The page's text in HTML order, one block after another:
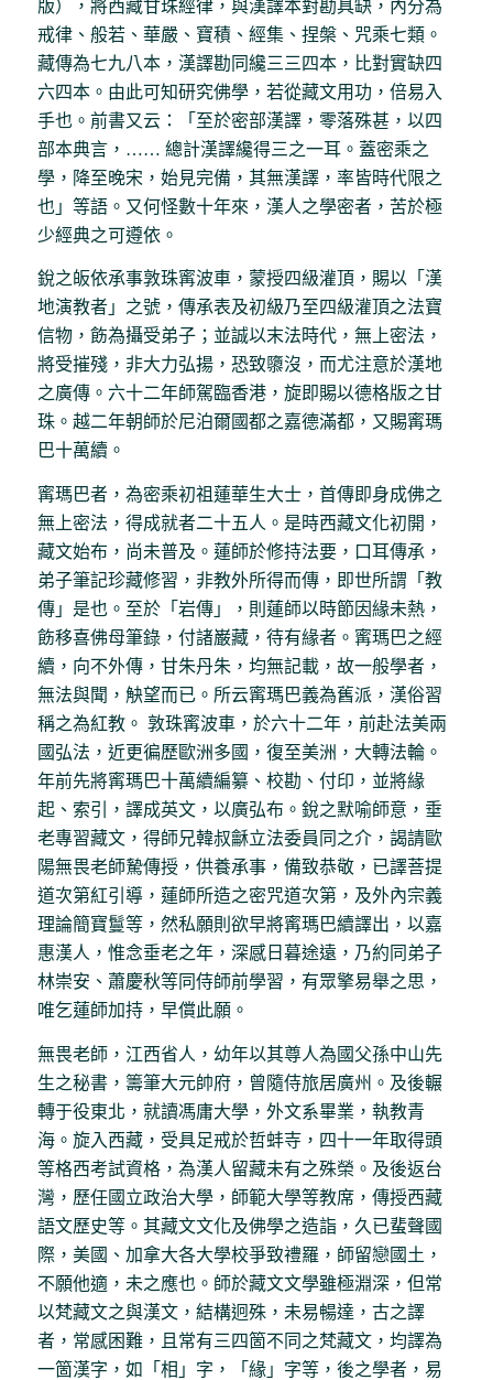
版），將西藏甘珠經律，與漢譯本對勘具缺，內分為
戒律、般若、華嚴、寶積、經集、捏槃、咒乘七類。
藏傳為七九八本，漢譯勘同纔三三四本，比對實缺四
六四本。由此可知研究佛學，若從藏文用功，倍易入
手也。前書又云：「至於密部漢譯，零落殊甚，以四
部本典言，…… 總計漢譯纔得三之一耳。蓋密乘之
學，降至晚宋，始見完備，其無漢譯，率皆時代限之
也」等語。又何怪數十年來，漢人之學密者，苦於極
少經典之可遵依。
銳之皈依承事敦珠寗波車，蒙授四級灌頂，賜以「漢
地演教者」之號，傳承表及初級乃至四級灌頂之法寶
信物，飭為攝受弟子；並誠以末法時代，無上密法，
將受摧殘，非大力弘揚，恐致隳沒，而尤注意於漢地
之廣傳。六十二年師駕臨香港，旋即賜以德格版之甘
珠。越二年朝師於尼泊爾國都之嘉德滿都，又賜寗瑪
巴十萬續。
寗瑪巴者，為密乘初祖蓮華生大士，首傳即身成佛之
無上密法，得成就者二十五人。是時西藏文化初開，
藏文始布，尚未普及。蓮師於修持法要，口耳傳承，
弟子筆記珍藏修習，非教外所得而傳，即世所謂「教
傳」是也。至於「岩傳」，則蓮師以時節因緣未熱，
飭移喜佛母筆錄，付諸巌藏，待有緣者。寗瑪巴之經
續，向不外傳，甘朱丹朱，均無記載，故一般學者，
無法與聞，觖望而已。所云寗瑪巴義為舊派，漢俗習
稱之為紅教。 敦珠寗波車，於六十二年，前赴法美兩
國弘法，近更徧歷歐洲多國，復至美洲，大轉法輪。
年前先將寗瑪巴十萬續編纂、校勘、付印，並將緣
起、索引，譯成英文，以廣弘布。銳之默喻師意，垂
老專習藏文，得師兄韓叔龢立法委員同之介，謁請歐
陽無畏老師騺傳授，供養承事，備致恭敬，已譯菩提
道次第紅引導，蓮師所造之密咒道次第，及外內宗義
理論簡寶鬘等，然私願則欲早將寗瑪巴續譯出，以嘉
惠漢人，惟念垂老之年，深感日暮途遠，乃約同弟子
林崇安、蕭慶秋等同侍師前學習，有眾擎易舉之思，
唯乞蓮師加持，早償此願。
無畏老師，江西省人，幼年以其尊人為國父孫中山先
生之秘書，籌筆大元帥府，曾隨侍旅居廣州。及後輾
轉于役東北，就讀馮庸大學，外文系畢業，執教青
海。旋入西藏，受具足戒於哲蚌寺，四十一年取得頭
等格西考試資格，為漢人留藏未有之殊榮。及後返台
灣，歷任國立政治大學，師範大學等教席，傳授西藏
語文歷史等。其藏文文化及佛學之造詣，久已蜚聲國
際，美國、加拿大各大學校爭致禮羅，師留戀國土，
不願他適，未之應也。師於藏文文學雖極淵深，但常
以梵藏文之與漢文，結構迥殊，未易暢達，古之譯
者，常感困難，且常有三四箇不同之梵藏文，均譯為
一箇漢字，如「相」字，「緣」字等，後之學者，易